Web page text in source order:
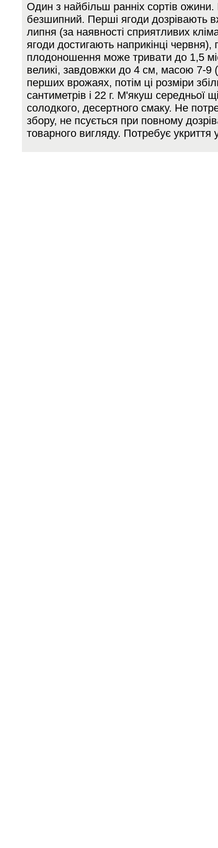
Один з найбільш ранніх сортів
безшипний. Перші ягоди дозрівають
липня (за наявності сприятливих
ягоди достигають наприкінці червня),
плодоношення може тривати до 1,5
великі, завдовжки до 4 см, масою 7-9
перших врожаях, потім ці розміри
сантиметрів і 22 г. М'якуш середньої
солодкого, десертного смаку. Не
збору, не псується при повному
товарного вигляду. Потребує укриття